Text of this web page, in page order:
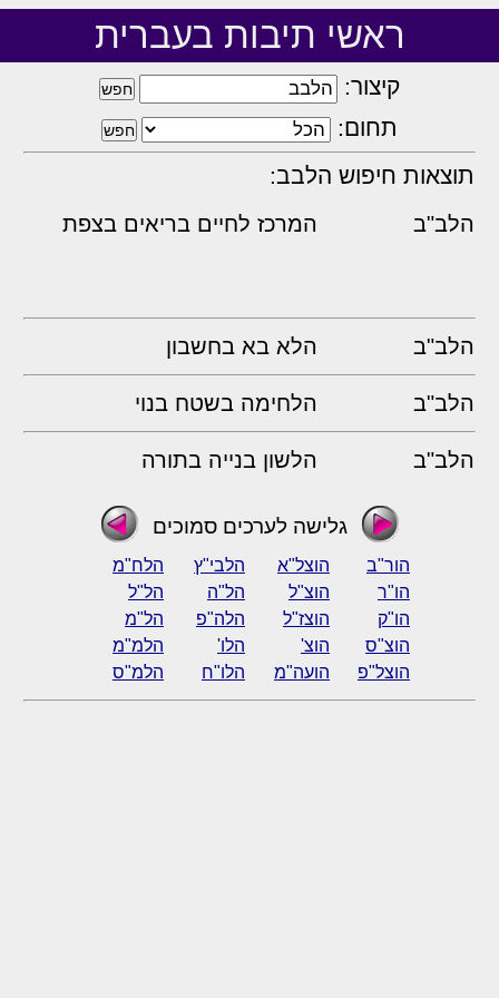
ראשי תיבות בעברית
קיצור:
תחום:
תוצאות חיפוש הלבב:
הלב"ב המרכז לחיים בריאים בצפת
הלב"ב הלא בא בחשבון
הלב"ב הלחימה בשטח בנוי
הלב"ב הלשון בנייה בתורה
גלישה לערכים סמוכים
הור"ב הוצל"א הלבי"ץ
הלח"מ
הו"ר
הוצ"ל הל"ה
הל"ל
הו"ק
הוצז"ל הלה"פ
הל"מ
הוצ"ס
הוצ' הלו'
הלמ"מ
הוצל"פ
הועה"מ הלו"ח הלמ"ס